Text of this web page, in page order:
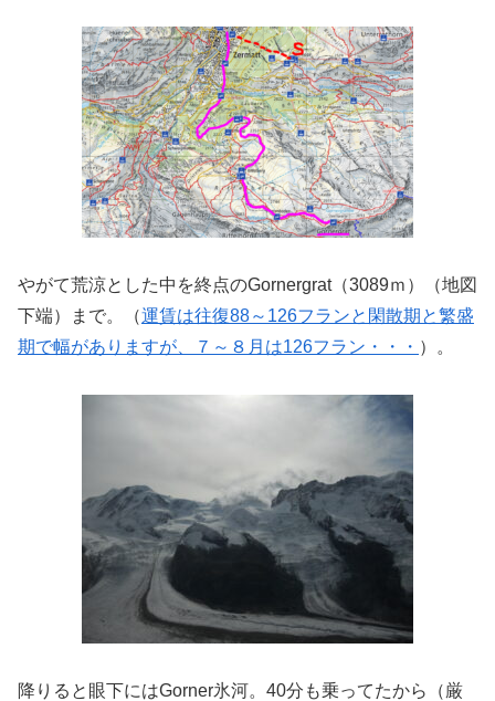
やがて荒涼とした中を終点のGornergrat（3089ｍ）（地図
下端）まで。（運賃は往復88～126フランと閑散期と繁盛
期で幅がありますが、７～８月は126フラン・・・ ）。
降りると眼下にはGorner氷河。40分も乗ってたから（厳